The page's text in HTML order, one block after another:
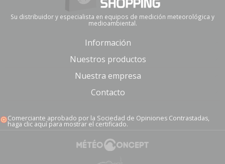
Su distribuidor y especialista en equipos de medición meteorológica y
medioambiental.
Información
Nuestros productos
Nuestra empresa
Contacto
Comerciante aprobado por la Sociedad de Opiniones Contrastadas,
haga clic aquí para mostrar el certificado.